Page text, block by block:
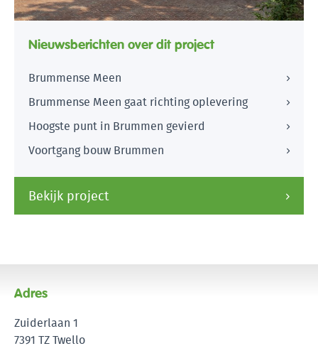
Nieuwsberichten over dit project
Brummense Meen
Brummense Meen gaat richting oplevering
Hoogste punt in Brummen gevierd
Voortgang bouw Brummen
Bekijk project
Adres
Zuiderlaan 1
7391 TZ Twello